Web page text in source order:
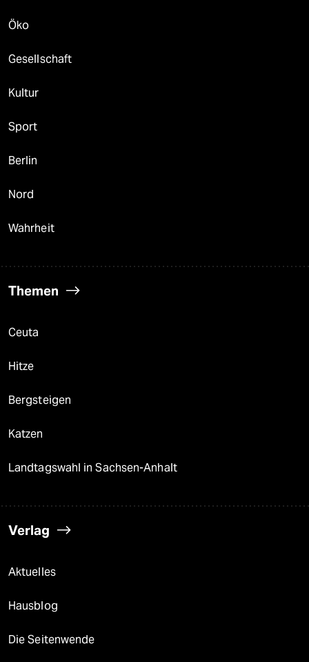
Öko
Gesellschaft
Kultur
Sport
Berlin
Nord
Wahrheit
Themen
Ceuta
Hitze
Bergsteigen
Katzen
Landtagswahl in Sachsen-Anhalt
Verlag
Aktuelles
Hausblog
Die Seitenwende